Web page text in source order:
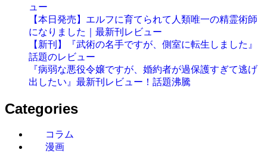
ュー
【本日発売】エルフに育てられて人類唯一の精霊術師
になりました｜最新刊レビュー
【新刊】『武術の名手ですが、側室に転生しました』
話題のレビュー
『病弱な悪役令嬢ですが、婚約者が過保護すぎて逃げ
出したい』最新刊レビュー！話題沸騰
Categories
コラム
漫画